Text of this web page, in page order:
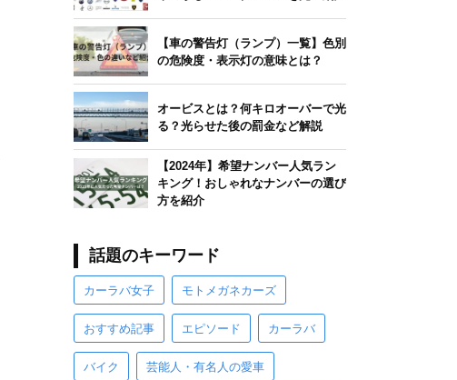
【車の警告灯（ランプ）一覧】色別
の危険度・表示灯の意味とは？
オービスとは？何キロオーバーで光
る？光らせた後の罰金など解説
【2024年】希望ナンバー人気ラン
キング！おしゃれなナンバーの選び
方を紹介
話題のキーワード
カーラバ女子 モトメガネカーズ
おすすめ記事 エピソード カーラバ
バイク 芸能人・有名人の愛車